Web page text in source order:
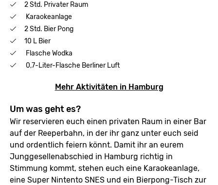
2 Std. Privater Raum
Karaokeanlage
2 Std. Bier Pong
10 L Bier
Flasche Wodka
0,7-Liter-Flasche Berliner Luft
Mehr Aktivitäten in Hamburg
Um was geht es?
Wir reservieren euch einen privaten Raum in einer Bar
auf der Reeperbahn, in der ihr ganz unter euch seid
und ordentlich feiern könnt. Damit ihr an eurem
Junggesellenabschied in Hamburg richtig in
Stimmung kommt, stehen euch eine Karaokeanlage,
eine Super Nintento SNES und ein Bierpong-Tisch zur